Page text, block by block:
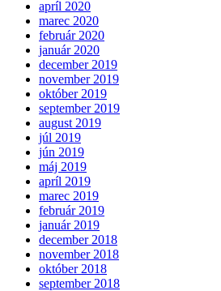
apríl 2020
marec 2020
február 2020
január 2020
december 2019
november 2019
október 2019
september 2019
august 2019
júl 2019
jún 2019
máj 2019
apríl 2019
marec 2019
február 2019
január 2019
december 2018
november 2018
október 2018
september 2018